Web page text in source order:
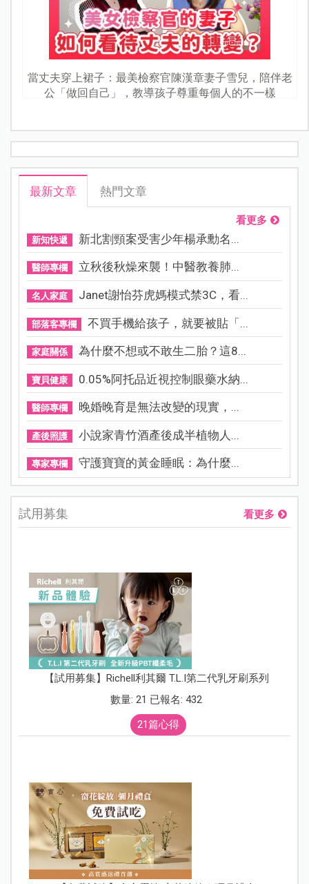
當丈夫穿上裙子：最美檢察官陳漢章妻子雪兒，陪伴老
公「做回自己」，教導孩子尊重每個人的不一樣
最新文章 熱門文章
看更多
新知快遞 新北割頸案受害少年楊承勳名...
醫師專欄 立秋後秋燥來襲！中醫教養肺...
名人家庭 Janet謝怡芬虎媽模式禁3C，看...
部落客專欄 不買手機給孩子，就要被貼「...
家庭關係 為什麼不想或不敢生二胎？這8...
寶貝健康 0.05%阿托品近視控制眼藥水納...
醫師專欄 晚婚晚育是無法改變的現實，...
產後照護 小說家青竹酒產後成半植物人...
專家專欄 守護寶寶的黃金睡眠：為什麼...
試用募集 看更多
【試用募集】Richell利其爾 T.L.I第二代乳牙刷系列
數量: 21 已報名: 432
21篇心得